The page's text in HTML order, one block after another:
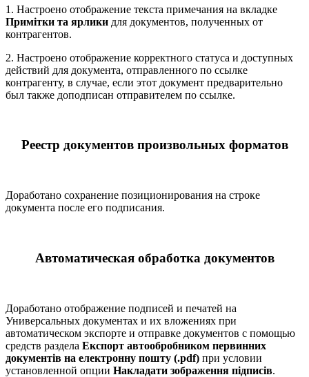
1. Настроено отображение текста примечания на вкладке
Примітки та ярлики для документов, полученных от
контрагентов.
2. Настроено отображение корректного статуса и доступных
действий для документа, отправленного по ссылке
контрагенту, в случае, если этот документ предварительно
был также доподписан отправителем по ссылке.
Реестр документов произвольных форматов
Доработано сохранение позиционирования на строке
документа после его подписания.
Автоматическая обработка документов
Доработано отображение подписей и печатей на
Универсальных документах и их вложениях при
автоматическом экспорте и отправке документов с помощью
средств раздела Експорт автообробником первинних
документів на електронну пошту (.pdf) при условии
установленной опции Накладати зображення підписів.